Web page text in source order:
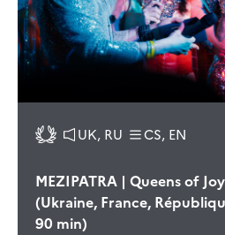
UK, RU CS, EN
MEZIPATRA | Queens of Joy
(Ukraine, France,
90 min)